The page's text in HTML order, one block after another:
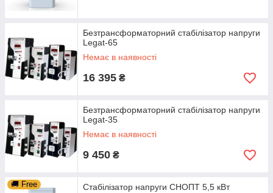
Безтрансформаторний стабілізатор напруги
Legat-65
Немає в наявності
16 395 ₴
Безтрансформаторний стабілізатор напруги
Legat-35
Немає в наявності
9 450 ₴
🚚 Free
Стабілізатор напруги СНОПТ 5,5 кВт